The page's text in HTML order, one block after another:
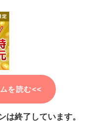
を読む<<
終了しています。